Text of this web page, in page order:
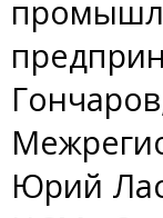
Юрий